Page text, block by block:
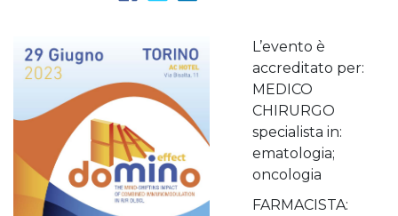
L’evento è
accreditato per:
MEDICO
CHIRURGO
specialista in:
ematologia;
oncologia
FARMACISTA: